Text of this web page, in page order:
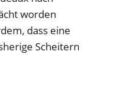
worden
dass eine
Scheitern